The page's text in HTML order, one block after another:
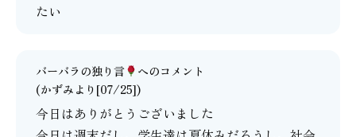
たい
バーバラの独り言
へのコメント
(かずみより[07/25])
今日はありがとうございました